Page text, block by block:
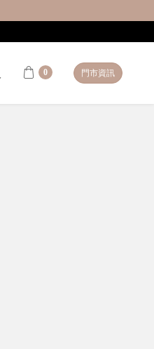
0 門市資訊